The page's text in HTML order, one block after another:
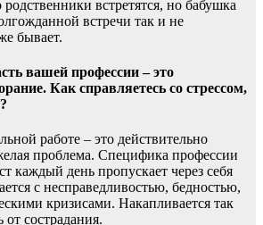
встретятся, но бабушка
встречи так и не
бывает.
вашей профессии – это
Как справляетесь со стрессом,
работе – это действительно
проблема. Специфика профессии
каждый день пропускает через себя
с несправедливостью, бедностью,
кризисами. Накапливается так
от сострадания.